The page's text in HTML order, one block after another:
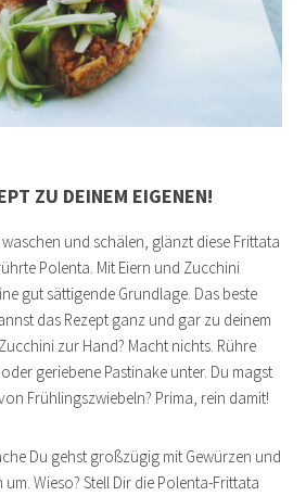
ZU DEINEM EIGENEN!
und schälen, glänzt diese Frittata
Polenta. Mit Eiern und Zucchini
gut sättigende Grundlage. Das beste
das Rezept ganz und gar zu deinem
zur Hand? Macht nichts. Rühre
geriebene Pastinake unter. Du magst
Frühlingszwiebeln? Prima, rein damit!
Du gehst großzügig mit Gewürzen und
Wieso? Stell Dir die Polenta-Frittata